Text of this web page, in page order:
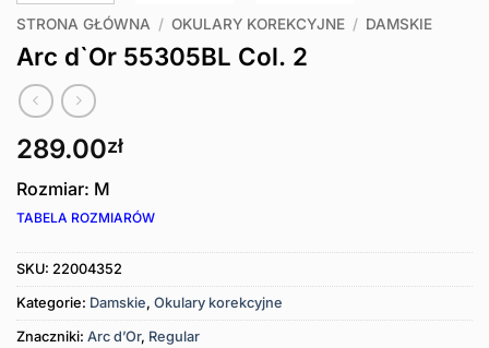
STRONA GŁÓWNA / OKULARY KOREKCYJNE / DAMSKIE
Arc d`Or 55305BL Col. 2
289.00zł
Rozmiar: M
TABELA ROZMIARÓW
SKU: 22004352
Kategorie: Damskie, Okulary korekcyjne
Znaczniki: Arc d’Or, Regular